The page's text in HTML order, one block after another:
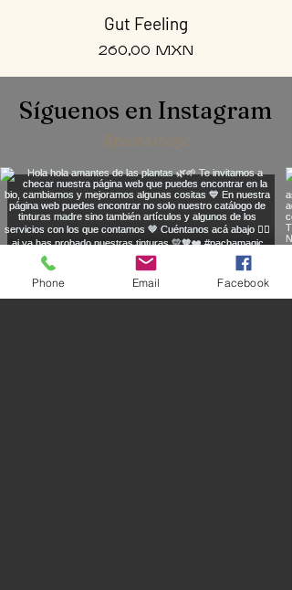
Gut Feeling
Precio
260,00 MXN
Síguenos en Instagram
@pacha.magic
Phone Email Facebook